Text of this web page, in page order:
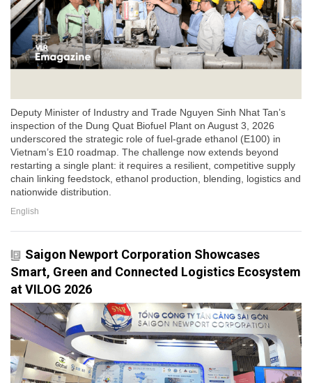
Deputy Minister of Industry and Trade Nguyen Sinh Nhat Tan’s
inspection of the Dung Quat Biofuel Plant on August 3, 2026
underscored the strategic role of fuel-grade ethanol (E100) in
Vietnam’s E10 roadmap. The challenge now extends beyond
restarting a single plant: it requires a resilient, competitive supply
chain linking feedstock, ethanol production, blending, logistics and
nationwide distribution.
English
Saigon Newport Corporation Showcases
Smart, Green and Connected Logistics Ecosystem
at VILOG 2026